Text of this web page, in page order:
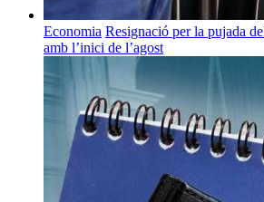
Economia Resignació per la pujada
amb l’inici de l’agost